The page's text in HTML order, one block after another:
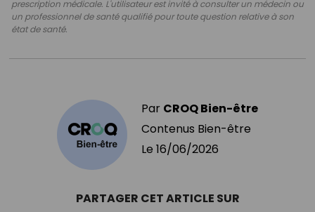
prescription médicale. L'utilisateur est invité à consulter un médecin ou
un professionnel de santé qualifié pour toute question relative à son
état de santé.
Par CROQ Bien-être
Contenus Bien-être
Le 16/06/2026
PARTAGER CET ARTICLE SUR